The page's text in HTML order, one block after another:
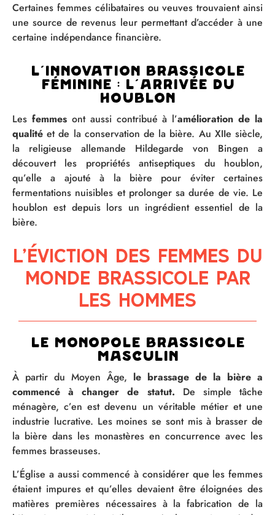
Certaines femmes célibataires ou veuves trouvaient ainsi
une source de revenus leur permettant d’accéder à une
certaine indépendance financière.
L’innovation brassicole
féminine : l’arrivée du
houblon
Les femmesont aussi contribué à l’amélioration de la
qualité et de la conservation de la bière. Au XIIe siècle,
la religieuse allemande Hildegarde von Bingen a
découvert les propriétés antiseptiques du houblon,
qu’elle a ajouté à la bière pour éviter certaines
fermentations nuisibles et prolonger sa durée de vie. Le
houblon est depuis lors un ingrédient essentiel de la
bière.
L’éviction des femmes du
monde brassicole par
les hommes
Le monopole brassicole
masculin
À partir du Moyen Âge, le brassage de la bière a
commencé à changer de statut. De simple tâche
ménagère, c’en est devenu un véritable métier et une
industrie lucrative. Les moines se sont mis à brasser de
la bière dans les monastères en concurrence avec les
femmes brasseuses.
L’Église a aussi commencé à considérer que les femmes
étaient impures et qu’elles devaient être éloignées des
matières premières nécessaires à la fabrication de la